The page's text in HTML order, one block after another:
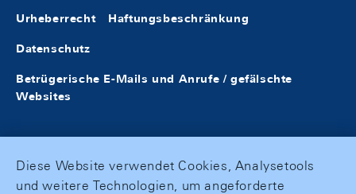
Urheberrecht Haftungsbeschränkung
Datenschutz
Betrügerische E-Mails und Anrufe / gefälschte
Websites
Diese Website verwendet Cookies, Analysetools
und weitere Technologien, um angeforderte